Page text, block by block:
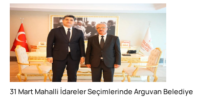
31 Mart Mahalli İdareler Seçimlerinde Arguvan Belediye